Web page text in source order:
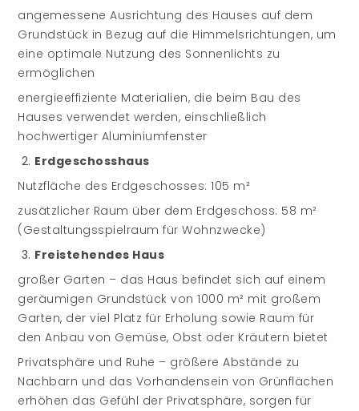
angemessene Ausrichtung des Hauses auf dem
Grundstück in Bezug auf die Himmelsrichtungen, um
eine optimale Nutzung des Sonnenlichts zu
ermöglichen
energieeffiziente Materialien, die beim Bau des
Hauses verwendet werden, einschließlich
hochwertiger Aluminiumfenster
Erdgeschosshaus
Nutzfläche des Erdgeschosses: 105 m²
zusätzlicher Raum über dem Erdgeschoss: 58 m²
(Gestaltungsspielraum für Wohnzwecke)
Freistehendes Haus
großer Garten – das Haus befindet sich auf einem
geräumigen Grundstück von 1000 m² mit großem
Garten, der viel Platz für Erholung sowie Raum für
den Anbau von Gemüse, Obst oder Kräutern bietet
Privatsphäre und Ruhe – größere Abstände zu
Nachbarn und das Vorhandensein von Grünflächen
erhöhen das Gefühl der Privatsphäre, sorgen für